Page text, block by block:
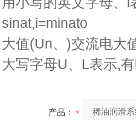
sinat,i=minato
大值(Un、)交流电大
大写字母U、L表示,
产品：